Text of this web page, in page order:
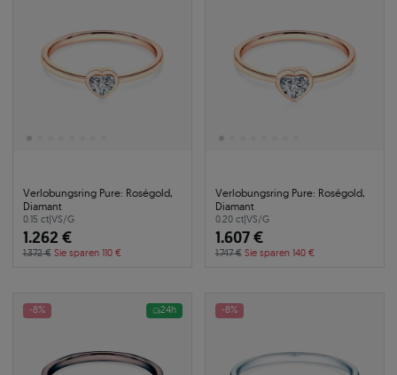
Verlobungsring Pure: Roségold,
Diamant
0.15 ct|VS/G
1.262 €
1.372 € Sie sparen 110 €
Verlobungsring Pure: Roségold,
Diamant
0.20 ct|VS/G
1.607 €
1.747 € Sie sparen 140 €
-8% 24h -8%